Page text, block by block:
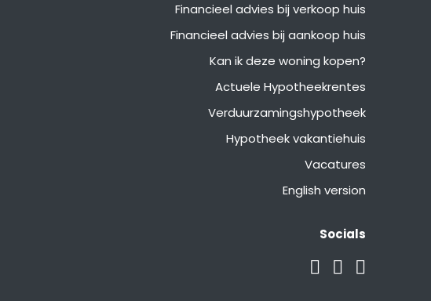
Financieel advies bij verkoop huis
Financieel advies bij aankoop huis
Kan ik deze woning kopen?
Actuele Hypotheekrentes
Verduurzamingshypotheek
Hypotheek vakantiehuis
Vacatures
English version
Socials